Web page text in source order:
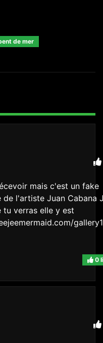
de mer
mais c'est un fake
l'artiste Juan Cabana
verras elle y est
0